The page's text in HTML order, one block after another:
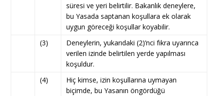
süresi ve yeri belirtilir. Bakanlık deneylere,
bu Yasada saptanan koşullara ek olarak
uygun göreceği koşullar koyabilir.
(3)
Deneylerin, yukarıdaki (2)’nci fıkra uyarınca
verilen izinde belirtilen yerde yapılması
koşuldur.
(4)
Hiç kimse, izin koşullarına uymayan
biçimde, bu Yasanın öngördüğü